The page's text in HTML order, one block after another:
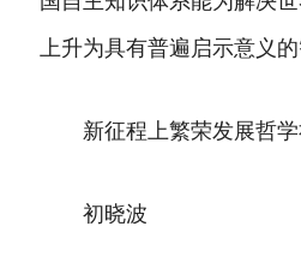
上升为具有普遍启示意义
新征程上繁荣发展哲
初晓波